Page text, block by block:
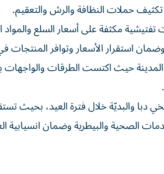
حملات النظافة والرش والتعقيم.
مكثفة على أسعار السلع والمواد
استقرار الأسعار وتوافر المنتجات
حيث اكتست الطرقات والواجهات
والبديّة خلال فترة العيد، بحيث
والبيطرية وضمان انسيابية